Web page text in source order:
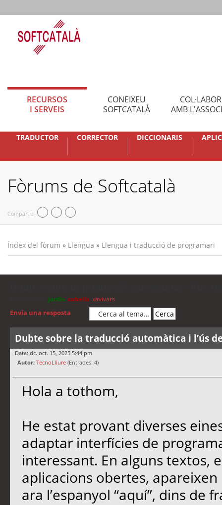
RECURSOS
I SERVEIS
CONEIXEU
SOFTCATALÀ
AMB
TRADUCTOR CORRECTOR DICCIONARIS
Fòrums de Softcatalà
Compartiu
Índex del fòrum » Llengua » Llengua i traducció de programari
jordis cubells xavivars
Envia una resposta
Dubte sobre la traducció automàtica i l’ús
Data: dc. oct. 15, 2025 5:44 pm
Autor: TecnoLliure (Entrades: 4)
Hola a tothom,
He estat provant diverses
adaptar interfícies de
interessant. En alguns textos,
aplicacions obertes,
ara l’espanyol “aquí”, dins de